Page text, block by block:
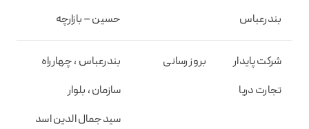
بندرعباس
حسین – بازارچه
شرکت پایدار
تجارت دریا
بروز رسانی
بندرعباس ، چهارراه
سازمان ، بلوار
سیدجمال الدین اسد